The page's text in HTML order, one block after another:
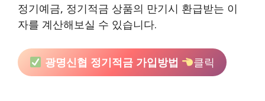
정기예금, 정기적금 상품의 만기시 환급받는 이
자를 계산해보실 수 있습니다.
광명신협 정기적금 가입방법 클릭